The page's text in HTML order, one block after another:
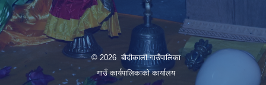
© 2026 बौदीकाली गाउँपालिका
गाउँ कार्यपालिकाको कार्यालय